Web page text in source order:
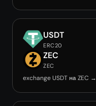
USDT
ERC20
ZEC
ZEC
exchange USDT на ZEC →